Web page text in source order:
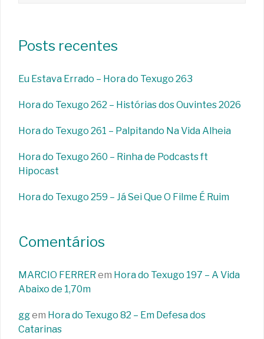
Posts recentes
Eu Estava Errado – Hora do Texugo 263
Hora do Texugo 262 – Histórias dos Ouvintes 2026
Hora do Texugo 261 – Palpitando Na Vida Alheia
Hora do Texugo 260 – Rinha de Podcasts ft
Hipocast
Hora do Texugo 259 – Já Sei Que O Filme É Ruim
Comentários
MARCIO FERRER em Hora do Texugo 197 – A Vida
Abaixo de 1,70m
ggem Hora do Texugo 82 – Em Defesa dos
Catarinas